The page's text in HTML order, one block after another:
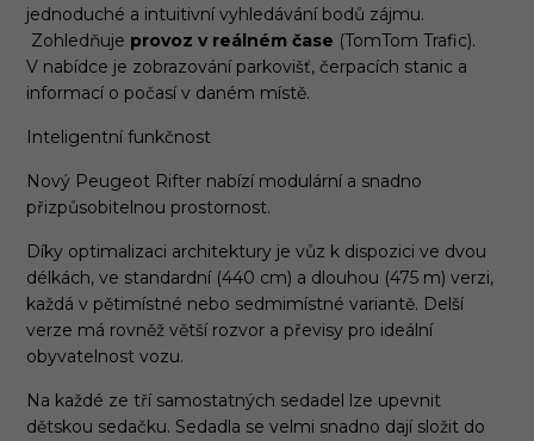
jednoduché a intuitivní vyhledávání bodů zájmu.
Zohledňuje provoz v reálném čase (TomTom Trafic).
V nabídce je zobrazování parkovišť, čerpacích stanic a
informací o počasí v daném místě.
Inteligentní funkčnost
Nový Peugeot Rifter nabízí modulární a snadno
přizpůsobitelnou prostornost.
Díky optimalizaci architektury je vůz k dispozici ve dvou
délkách, ve standardní (440 cm) a dlouhou (475 m) verzi,
každá v pětimístné nebo sedmimístné variantě. Delší
verze má rovněž větší rozvor a převisy pro ideální
obyvatelnost vozu.
Na každé ze tří samostatných sedadel lze upevnit
dětskou sedačku. Sedadla se velmi snadno dají složit do